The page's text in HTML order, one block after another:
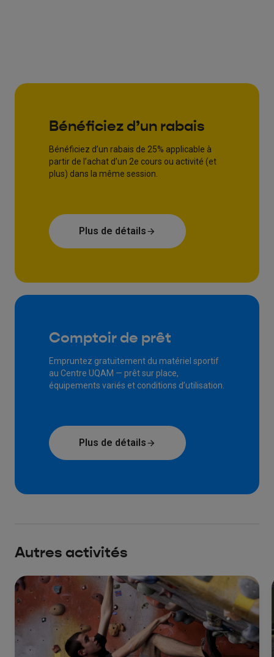
Bénéficiez d’un rabais
Bénéficiez d’un rabais de 25% applicable à
partir de l’achat d’un 2e cours ou activité (et
plus) dans la même session.
Plus de détails
Comptoir de prêt
Empruntez gratuitement du matériel sportif
au Centre UQAM — prêt sur place,
équipements variés et conditions d’utilisation.
Plus de détails
Autres activités